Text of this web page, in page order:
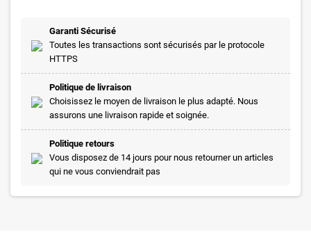
Garanti Sécurisé
Toutes les transactions sont sécurisés par le protocole
HTTPS
Politique de livraison
Choisissez le moyen de livraison le plus adapté. Nous
assurons une livraison rapide et soignée.
Politique retours
Vous disposez de 14 jours pour nous retourner un articles
qui ne vous conviendrait pas